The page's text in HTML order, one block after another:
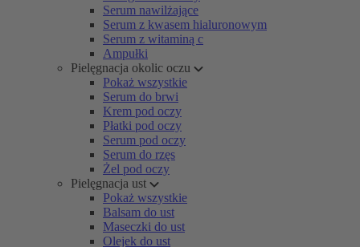
Serum nawilżające
Serum z kwasem hialuronowym
Serum z witaminą c
Ampułki
Pielęgnacja okolic oczu
Pokaż wszystkie
Serum do brwi
Krem pod oczy
Płatki pod oczy
Serum pod oczy
Serum do rzęs
Żel pod oczy
Pielęgnacja ust
Pokaż wszystkie
Balsam do ust
Maseczki do ust
Olejek do ust